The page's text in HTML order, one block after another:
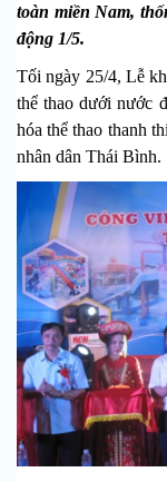
toàn miền Nam,
động 1/5.
Tối ngày 25/4, Lễ
thể thao dưới nước
hóa thể thao thanh
nhân dân Thái Bình.